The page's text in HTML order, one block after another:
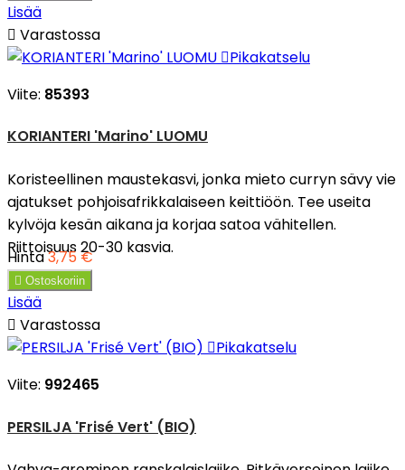
Lisää
 Varastossa
Pikakatselu
Viite: 85393
KORIANTERI 'Marino' LUOMU
Koristeellinen maustekasvi, jonka mieto curryn sävy vie
ajatukset pohjoisafrikkalaiseen keittiöön. Tee useita
kylvöja kesän aikana ja korjaa satoa vähitellen.
Riittoisuus 20-30 kasvia.
Hinta3,75 €
 Ostoskoriin
Lisää
 Varastossa
Pikakatselu
Viite: 992465
PERSILJA 'Frisé Vert' (BIO)